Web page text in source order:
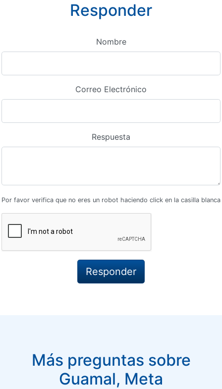
Responder
Nombre
Correo Electrónico
Respuesta
Por favor verifica que no eres un robot haciendo click en la casilla blanca
Más preguntas sobre
Guamal, Meta